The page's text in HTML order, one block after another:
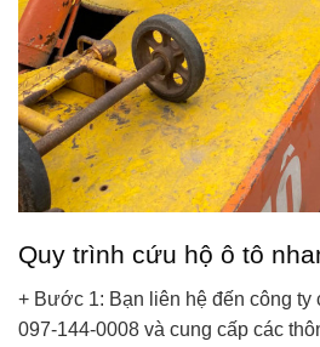
Quy trình cứu hộ ô tô
+ Bước 1: Bạn liên hệ đến công ty
097-144-0008 và cung cấp các